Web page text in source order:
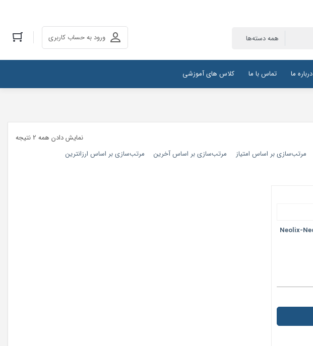
ورود به حساب کاربری
درباره ما تماس با ما کلاس های آموزشی
نمایش دادن همه 2 نتیجه
مرتب‌سازی بر اساس امتیاز مرتب‌سازی بر اساس آخرین
مرتب‌سازی بر اساس ارزانترین